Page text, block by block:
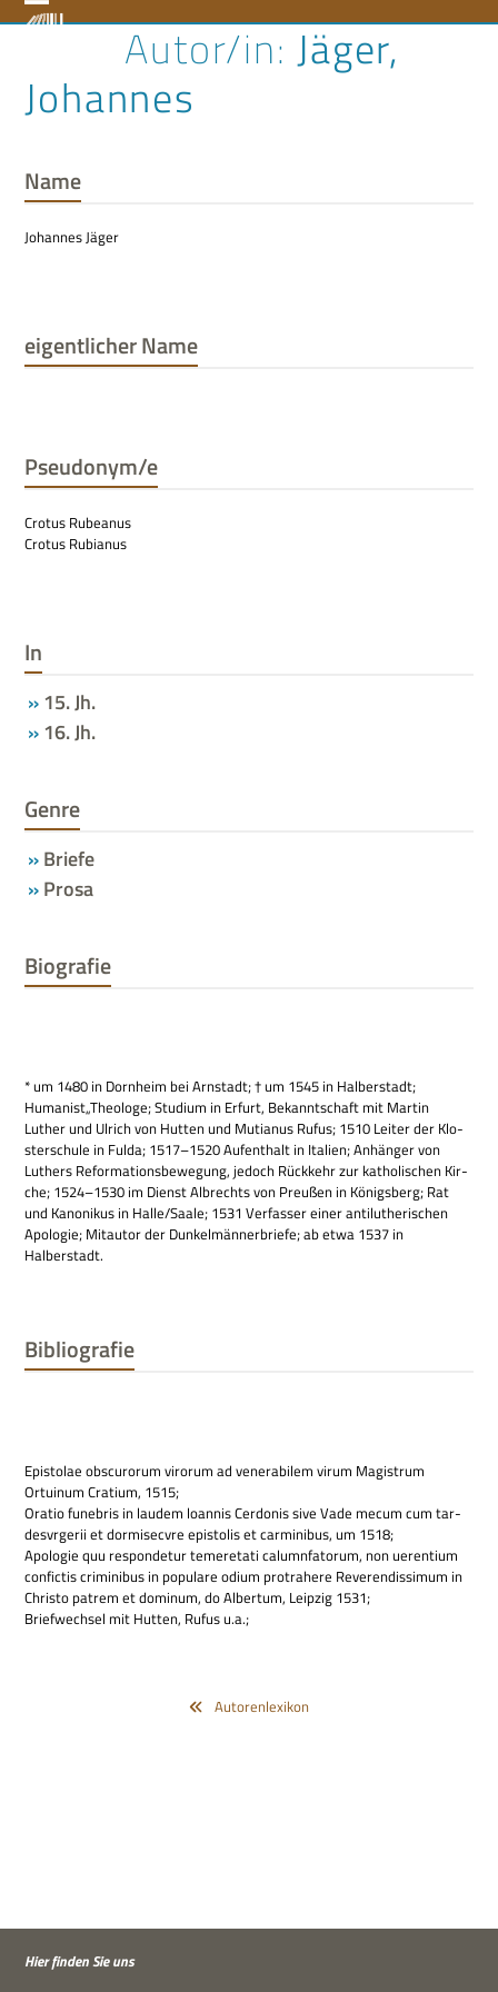
to Open
menu
Close
menu
Jäger,
Johannes
Name
Johannes Jäger
eigentlicher Name
Pseudonym/e
Cro­tus Rubeanus
Cro­tus Rubianus
In
15. Jh.
16. Jh.
Genre
Briefe
Prosa
Biografie
* um 1480 in Dorn­heim bei Arn­stadt; † um 1545 in Hal­ber­stadt;
Humanist„Theologe; Stu­dium in Erfurt, Bekannt­schaft mit Mar­tin
Luther und Ulrich von Hut­ten und Mutia­nus Rufus; 1510 Lei­ter der Klo­
ster­schule in Fulda; 1517–1520 Auf­ent­halt in Ita­lien; Anhän­ger von
Luthers Refor­ma­ti­ons­be­we­gung, jedoch Rück­kehr zur katho­li­schen Kir­
che; 1524–1530 im Dienst Albrechts von Preu­ßen in Königs­berg; Rat
und Kano­ni­kus in Halle/Saale; 1531 Ver­fas­ser einer anti­luthe­ri­schen
Apo­lo­gie; Mit­au­tor der Dun­kel­män­ner­briefe; ab etwa 1537 in
Halberstadt.
Bibliografie
Epi­sto­lae obscu­rorum virorum ad venerabi­lem virum Magi­strum
Ortuinum Cra­tium, 1515;
Ora­tio fune­bris in lau­dem loan­nis Cer­do­nis sive Vade mecum cum tar­
des­vr­ge­rii et dor­mi­secvre epi­sto­lis et car­mi­ni­bus, um 1518;
Apo­lo­gie quu respon­de­tur tem­er­e­tati calum­nf­atorum, non uer­en­t­ium
con­fic­tis cri­mi­ni­bus in popu­lare odium pro­tra­here Reve­r­en­dis­si­mum in
Chri­sto patrem et domi­num, do Alber­tum, Leip­zig 1531;
Brief­wech­sel mit Hut­ten, Rufus u.a.;
Autorenlexikon
Hier fin­den Sie uns